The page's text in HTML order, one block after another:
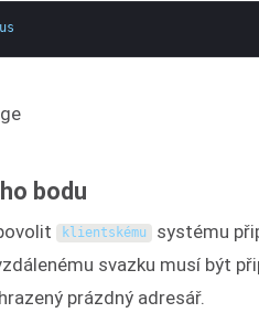
bodu
klientskému systému
svazku musí být
prázdný adresář.